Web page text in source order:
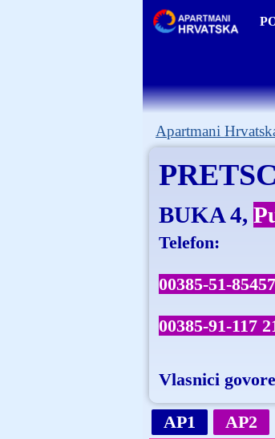
Apartmani
BUKA 4
Telefon:
00385-51-
00385-91-117
Vlasnici
AP1
AP2